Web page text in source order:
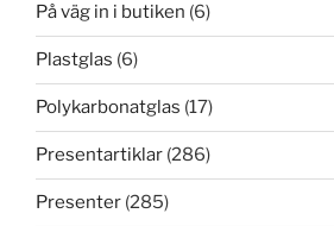
På väg in i butiken (6)
Plastglas (6)
Polykarbonatglas (17)
Presentartiklar (286)
Presenter (285)